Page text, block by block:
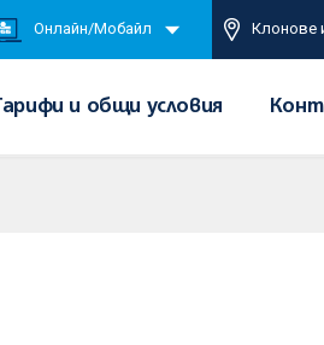
Онлайн/Мобайл Клонове
Тарифи и общи условия